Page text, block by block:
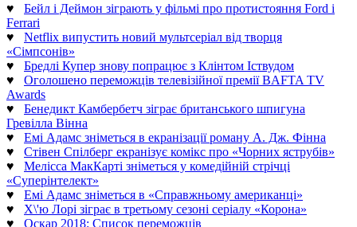
♥ Бейл і Деймон зіграють у фільмі про протистояння Ford і
Ferrari
♥ Netflix випустить новий мультсеріал від творця
«Сімпсонів»
♥ Бредлі Купер знову попрацює з Клінтом Іствудом
♥ Оголошено переможців телевізійної премії BAFTA TV
Awards
♥ Бенедикт Камбербетч зіграє британського шпигуна
Гревілла Вінна
♥ Емі Адамс зніметься в екранізації роману А. Дж. Фінна
♥ Стівен Спілберг екранізує комікс про «Чорних яструбів»
♥ Мелісса МакКарті зніметься у комедійній стрічці
«Суперінтелект»
♥ Емі Адамс зніметься в «Справжньому американці»
♥ Х\'ю Лорі зіграє в третьому сезоні серіалу «Корона»
♥ Оскар 2018: Список переможців